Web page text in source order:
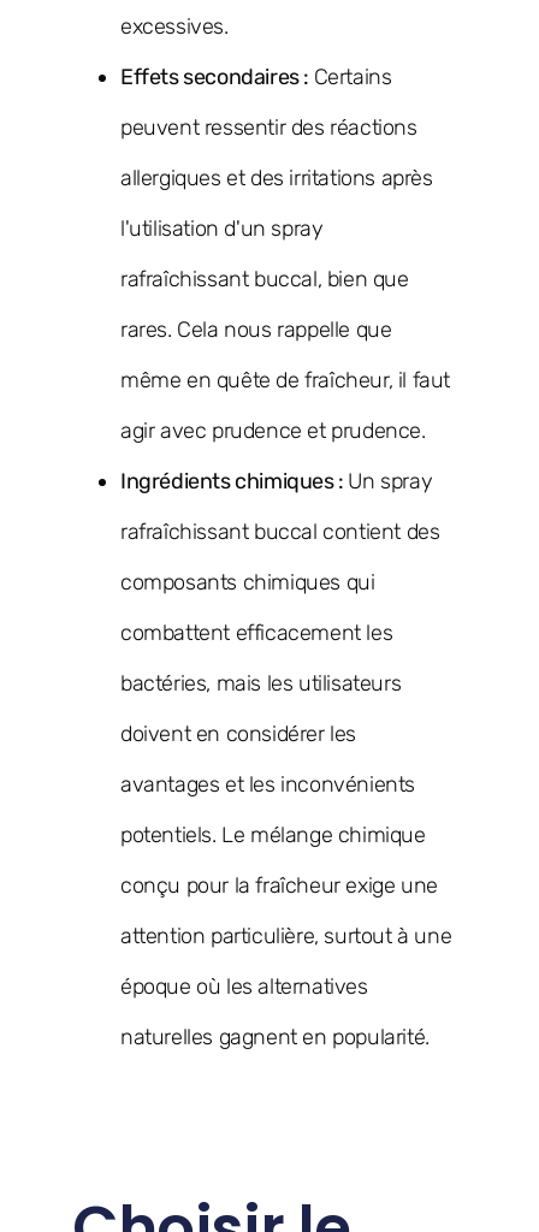
excessives.
Effets secondaires : Certains
peuvent ressentir des réactions
allergiques et des irritations après
l'utilisation d'un spray
rafraîchissant buccal, bien que
rares. Cela nous rappelle que
même en quête de fraîcheur, il faut
agir avec prudence et prudence.
Ingrédients chimiques : Un spray
rafraîchissant buccal contient des
composants chimiques qui
combattent efficacement les
bactéries, mais les utilisateurs
doivent en considérer les
avantages et les inconvénients
potentiels. Le mélange chimique
conçu pour la fraîcheur exige une
attention particulière, surtout à une
époque où les alternatives
naturelles gagnent en popularité.